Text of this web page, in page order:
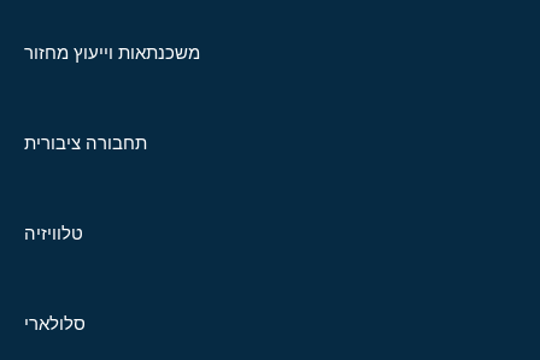
משכנתאות וייעוץ מחזור
תחבורה ציבורית
טלוויזיה
סלולארי